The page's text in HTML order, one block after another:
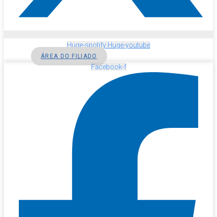
Huge-spotify Huge-youtube
ÁREA DO FILIADO
Facebook-f